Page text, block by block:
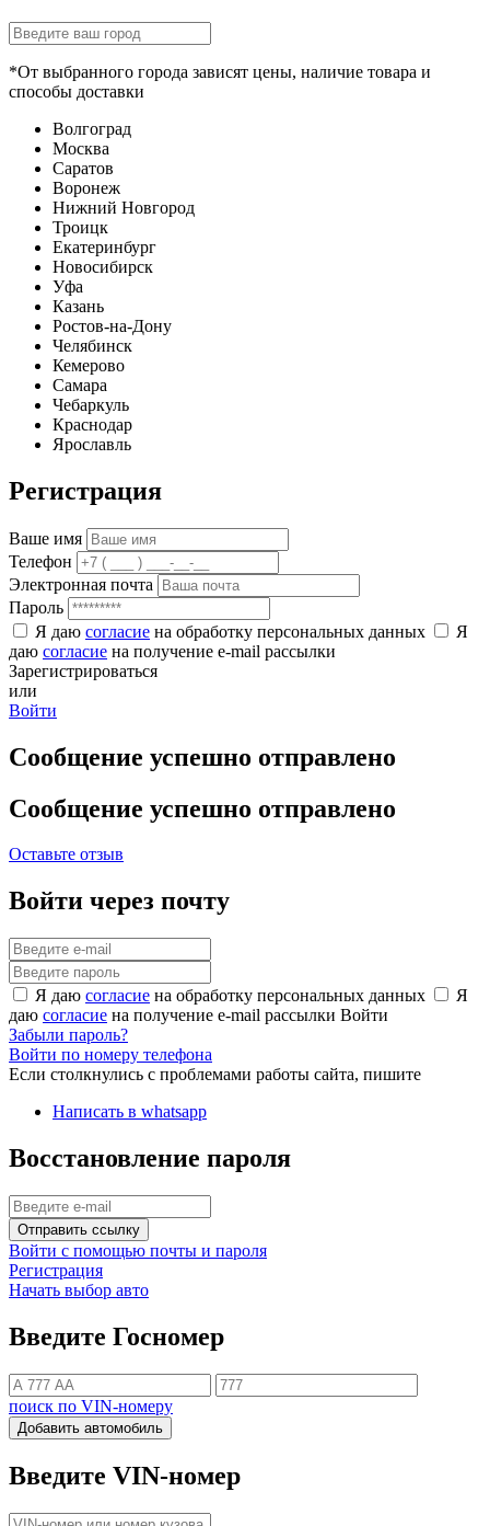
*От выбранного города зависят цены, наличие товара и
способы доставки
Волгоград
Москва
Саратов
Воронеж
Нижний Новгород
Троицк
Екатеринбург
Новосибирск
Уфа
Казань
Ростов-на-Дону
Челябинск
Кемерово
Самара
Чебаркуль
Краснодар
Ярославль
Регистрация
Ваше имя
Телефон
Электронная почта
Пароль
Я даю согласие на обработку персональных данных
Я
даю согласие на получение e-mail рассылки
Зарегистрироваться
или
Войти
Сообщение успешно отправлено
Сообщение успешно отправлено
Оставьте отзыв
Войти через почту
Я даю согласие на обработку персональных данных
Я
даю согласие на получение e-mail рассылки Войти
Забыли пароль?
Войти по номеру телефона
Если столкнулись с проблемами работы сайта, пишите
Написать в whatsapp
Восстановление пароля
Отправить ссылку
Войти с помощью почты и пароля
Регистрация
Начать выбор авто
Введите Госномер
поиск по VIN-номеру
Добавить автомобиль
Введите VIN-номер